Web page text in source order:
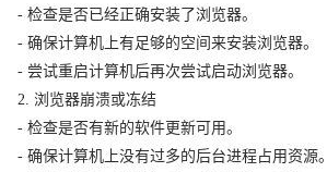
- 检查是否已经正确安装了浏览器。
- 确保计算机上有足够的空间来安装浏览器。
- 尝试重启计算机后再次尝试启动浏览器。
2. 浏览器崩溃或冻结
- 检查是否有新的软件更新可用。
- 确保计算机上没有过多的后台进程占用资源。